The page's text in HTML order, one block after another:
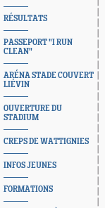
RÉSULTATS
PASSEPORT "I RUN
CLEAN"
ARÉNA STADE COUVERT
LIÉVIN
OUVERTURE DU
STADIUM
CREPS DE WATTIGNIES
INFOS JEUNES
FORMATIONS